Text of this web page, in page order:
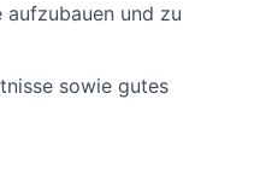
aufzubauen und zu
sowie gutes